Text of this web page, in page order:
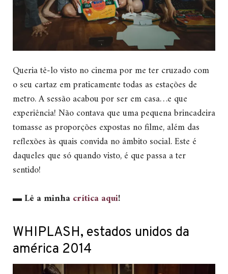
Queria tê-lo visto no cinema por me ter cruzado com
o seu cartaz em praticamente todas as estações de
metro. A sessão acabou por ser em casa…e que
experiência! Não contava que uma pequena brincadeira
tomasse as proporções expostas no filme, além das
reflexões às quais convida no âmbito social. Este é
daqueles que só quando visto, é que passa a ter
sentido!
▬Lê a minhacrítica aqui!
WHIPLASH, estados unidos da
américa 2014